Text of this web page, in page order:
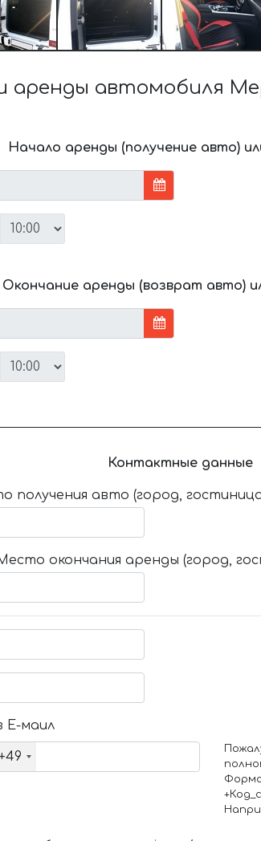
автомобиля
Начало аренды (получение авто)
Окончание аренды (возврат авто)
Контактные данные
получения авто (город,
окончания аренды (город,
Е-маил